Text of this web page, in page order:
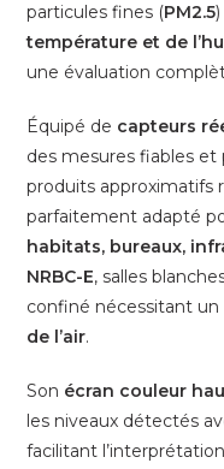
Humidité
avec
Réels
particules fines (PM2.5
température et de
une évaluation
Équipé de capteurs
des mesures fiables
produits approximatifs
parfaitement adapté
habitats, bureaux,
NRBC-E, salles
confiné nécessitant un
de l’air.
Son écran couleur
les niveaux détectés
facilitant